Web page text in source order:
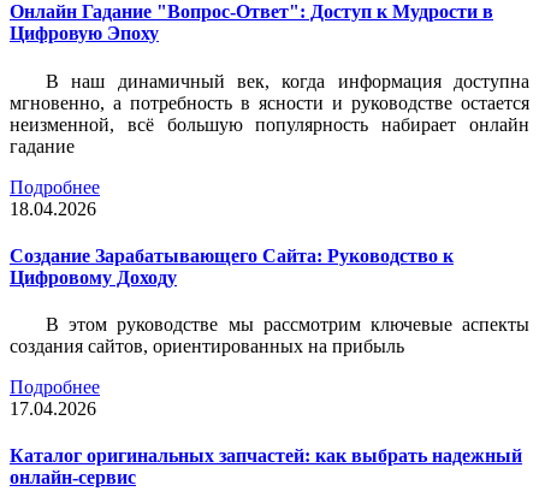
Онлайн Гадание "Вопрос-Ответ": Доступ к Мудрости в
Цифровую Эпоху
В наш динамичный век, когда информация доступна
мгновенно, а потребность в ясности и руководстве остается
неизменной, всё большую популярность набирает онлайн
гадание
Подробнее
18.04.2026
Создание Зарабатывающего Сайта: Руководство к
Цифровому Доходу
В этом руководстве мы рассмотрим ключевые аспекты
создания сайтов, ориентированных на прибыль
Подробнее
17.04.2026
Каталог оригинальных запчастей: как выбрать надежный
онлайн-сервис